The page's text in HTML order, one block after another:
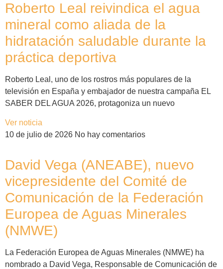
Roberto Leal reivindica el agua
mineral como aliada de la
hidratación saludable durante la
práctica deportiva
Roberto Leal, uno de los rostros más populares de la
televisión en España y embajador de nuestra campaña EL
SABER DEL AGUA 2026, protagoniza un nuevo
Ver noticia
10 de julio de 2026 No hay comentarios
David Vega (ANEABE), nuevo
vicepresidente del Comité de
Comunicación de la Federación
Europea de Aguas Minerales
(NMWE)
La Federación Europea de Aguas Minerales (NMWE) ha
nombrado a David Vega, Responsable de Comunicación de